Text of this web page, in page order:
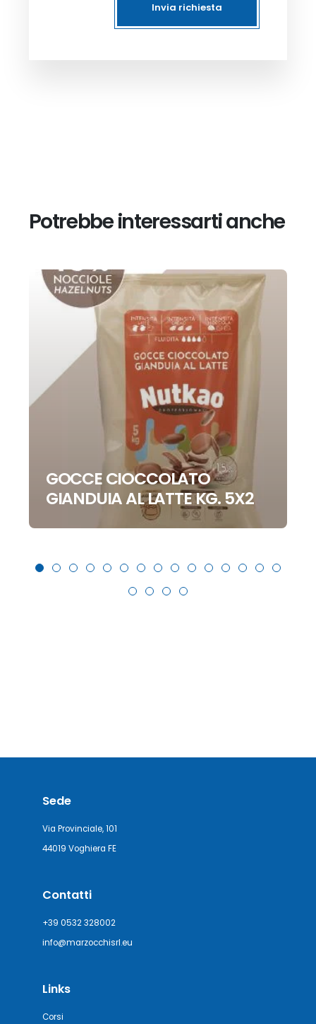
Invia richiesta
Potrebbe interessarti anche
GOCCE CIOCCOLATO
GIANDUIA AL LATTE KG. 5X2
Sede
Via Provinciale, 101
44019 Voghiera FE
Contatti
+39 0532 328002
info@marzocchisrl.eu
Links
Corsi